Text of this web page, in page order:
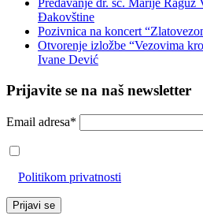
Predavanje dr. sc. Marije
Đakovštine
Pozivnica na koncert
Otvorenje izložbe “Vezovima
Ivane Dević
Prijavite se na naš newsletter
Email adresa*
Politikom privatnosti